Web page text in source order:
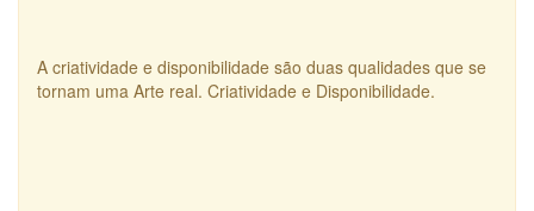
A criatividade e disponibilidade são duas qualidades que se
tornam uma Arte real. Criatividade e Disponibilidade.